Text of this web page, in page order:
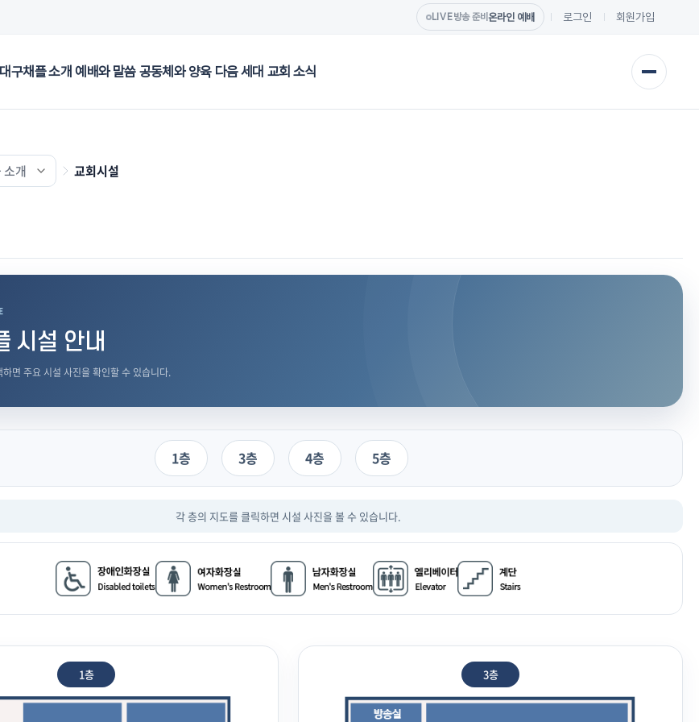
LIVE방송 준비 온라인 예배 로그인 회원가입
대구채플 소개 예배와 말씀 공동체와 양육 다음 세대 교회 소식
소개 교회시설
시설 안내
면 주요 시설 사진을 확인할 수 있습니다.
1층 3층 4층 5층
각 층의 지도를 클릭하면 시설 사진을 볼 수 있습니다.
1층 3층